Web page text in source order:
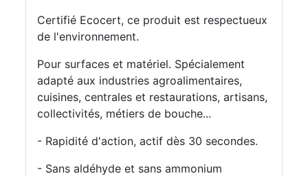
Certifié Ecocert, ce produit est respectueux
de l'environnement.
Pour surfaces et matériel. Spécialement
adapté aux industries agroalimentaires,
cuisines, centrales et restaurations, artisans,
collectivités, métiers de bouche...
- Rapidité d'action, actif dès 30 secondes.
- Sans aldéhyde et sans ammonium